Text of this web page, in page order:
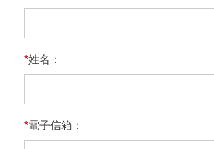
*姓名：
*電子信箱：